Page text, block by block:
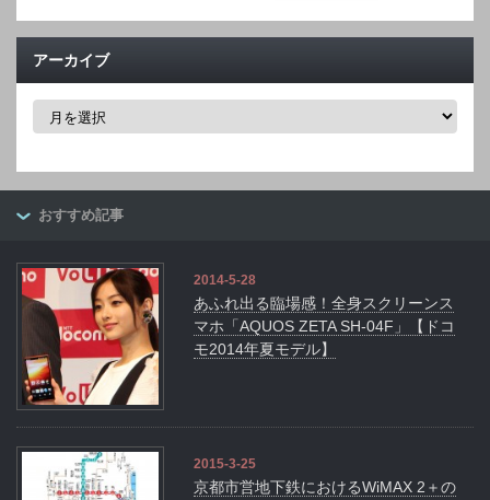
アーカイブ
ア
ブ
おすすめ記事
2014-5-28
あふれ出る臨場感！全身スクリーンス
マホ「AQUOS ZETA SH-04F」【ドコ
モ2014年夏モデル】
2015-3-25
京都市営地下鉄におけるWiMAX 2＋の